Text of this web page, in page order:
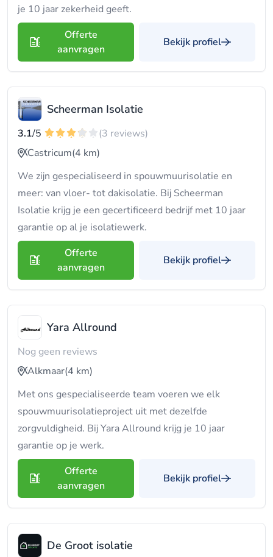
je 10 jaar zekerheid geeft.
Offerte
aanvragen
Bekijk profiel
Scheerman Isolatie
3.1/5
(3 reviews)
Castricum(4 km)
We zijn gespecialiseerd in spouwmuurisolatie en
meer: van vloer- tot dakisolatie. Bij Scheerman
Isolatie krijg je een gecertificeerd bedrijf met 10 jaar
garantie op al je isolatiewerk.
Offerte
aanvragen
Bekijk profiel
Yara Allround
Nog geen reviews
Alkmaar(4 km)
Met ons gespecialiseerde team voeren we elk
spouwmuurisolatieproject uit met dezelfde
zorgvuldigheid. Bij Yara Allround krijg je 10 jaar
garantie op je werk.
Offerte
aanvragen
Bekijk profiel
De Groot isolatie